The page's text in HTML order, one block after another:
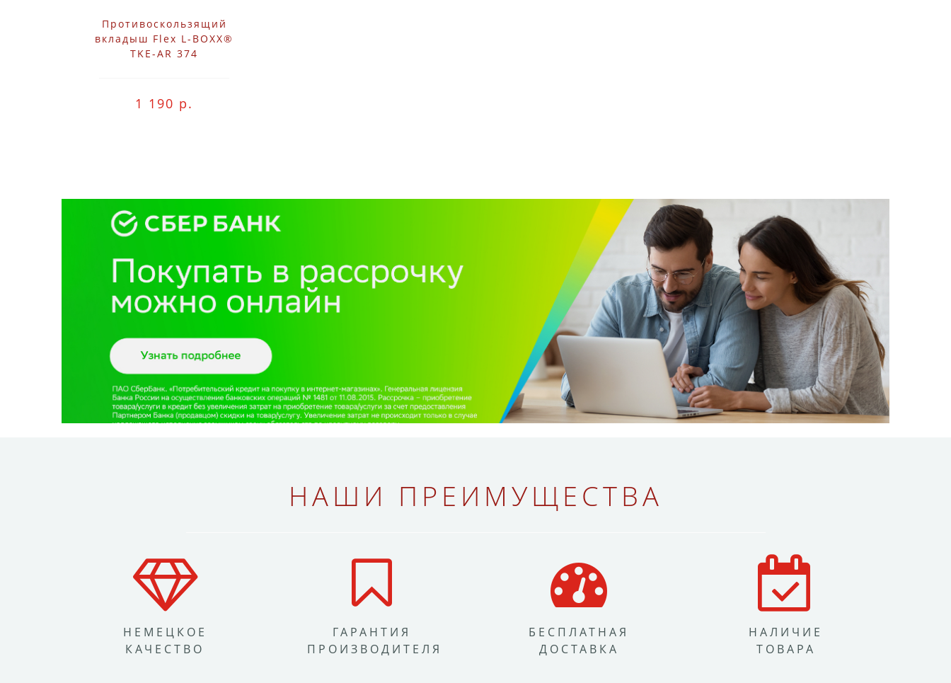
Противоскользящий
вкладыш Flex L-BOXX®
TKE-AR 374
1 190 р.
НАШИ ПРЕИМУЩЕСТВА
НЕМЕЦКОЕ
КАЧЕСТВО
ГАРАНТИЯ
ПРОИЗВОДИТЕЛЯ
БЕСПЛАТНАЯ
ДОСТАВКА
НАЛИЧИЕ
ТОВАРА